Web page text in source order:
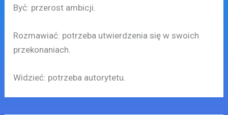
Być: przerost ambicji.
Rozmawiać: potrzeba utwierdzenia się w swoich
przekonaniach.
Widzieć: potrzeba autorytetu.